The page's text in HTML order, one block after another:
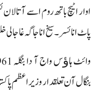
اوار اٹیچ باتھ روم اسے آ
پاٹ انا ئسر۔ سیخ انا جاگہ غا
بنگال آن تعلقدار وزیر اعظم